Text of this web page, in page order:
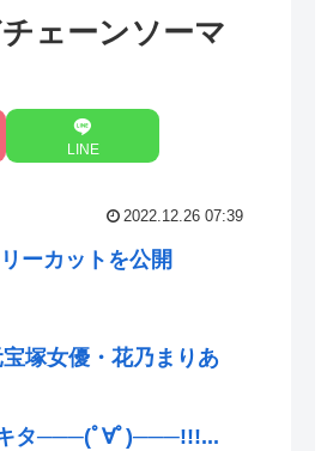
ェーンソーマ
LINE
2022.12.26 07:39
ーカットを公開
塚女優・花乃まりあ
キタ───(ﾟ∀ﾟ)───!!!...